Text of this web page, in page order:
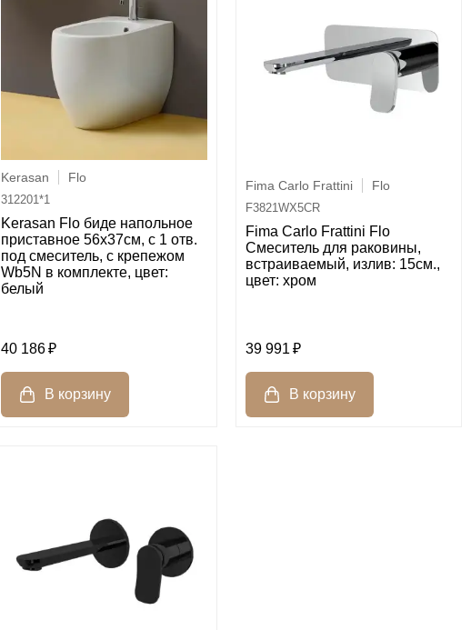
Kerasan Flo
312201*1
Kerasan Flo биде напольное
приставное 56х37см, с 1 отв.
под смеситель, с крепежом
Wb5N в комплекте, цвет:
белый
40 186
Fima Carlo Frattini Flo
F3821WX5CR
Fima Carlo Frattini Flo
Cмеситель для раковины,
встраиваемый, излив: 15см.,
цвет: хром
39 991